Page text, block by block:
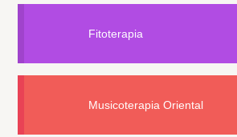
Fitoterapia
Musicoterapia Oriental